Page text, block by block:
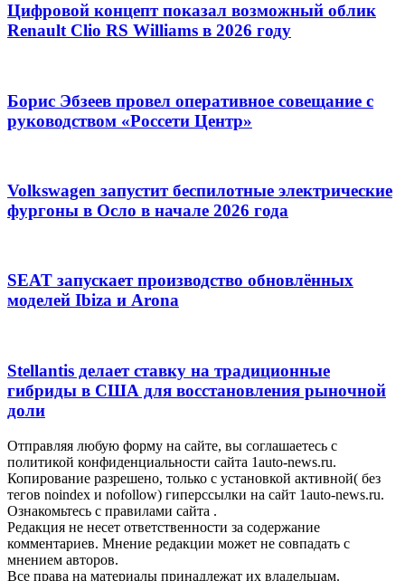
Цифровой концепт показал возможный облик
Renault Clio RS Williams в 2026 году
Борис Эбзеев провел оперативное совещание с
руководством «Россети Центр»
Volkswagen запустит беспилотные электрические
фургоны в Осло в начале 2026 года
SEAT запускает производство обновлённых
моделей Ibiza и Arona
Stellantis делает ставку на традиционные
гибриды в США для восстановления рыночной
доли
Отправляя любую форму на сайте, вы соглашаетесь с
политикой конфиденциальности сайта 1auto-news.ru.
Копирование разрешено, только с установкой активной( без
тегов noindex и nofollow) гиперссылки на сайт 1auto-news.ru.
Ознакомьтесь с правилами сайта .
Редакция не несет ответственности за содержание
комментариев. Мнение редакции может не совпадать с
мнением авторов.
Все права на материалы принадлежат их владельцам.